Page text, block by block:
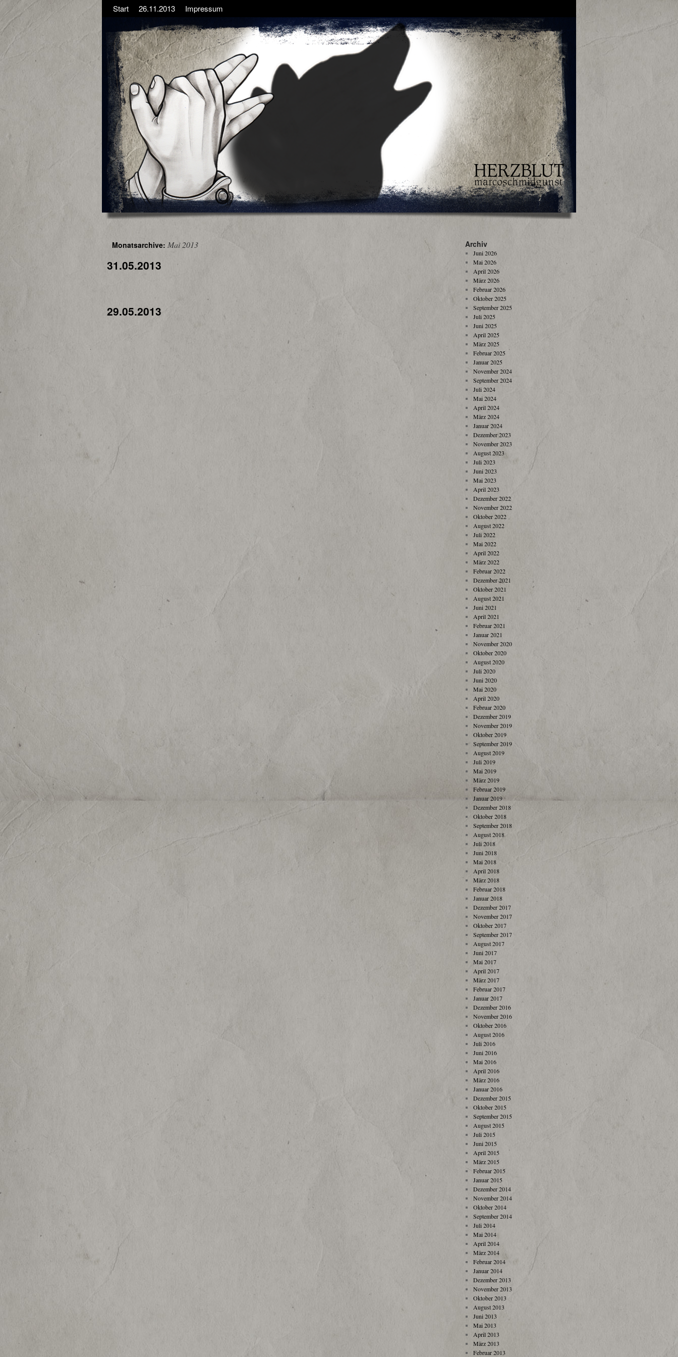
Start 26.11.2013 Impressum
Monatsarchive: Mai 2013
31.05.2013
29.05.2013
Archiv
Juni 2026
Mai 2026
April 2026
März 2026
Februar 2026
Oktober 2025
September 2025
Juli 2025
Juni 2025
April 2025
März 2025
Februar 2025
Januar 2025
November 2024
September 2024
Juli 2024
Mai 2024
April 2024
März 2024
Januar 2024
Dezember 2023
November 2023
August 2023
Juli 2023
Juni 2023
Mai 2023
April 2023
Dezember 2022
November 2022
Oktober 2022
August 2022
Juli 2022
Mai 2022
April 2022
März 2022
Februar 2022
Dezember 2021
Oktober 2021
August 2021
Juni 2021
April 2021
Februar 2021
Januar 2021
November 2020
Oktober 2020
August 2020
Juli 2020
Juni 2020
Mai 2020
April 2020
Februar 2020
Dezember 2019
November 2019
Oktober 2019
September 2019
August 2019
Juli 2019
Mai 2019
März 2019
Februar 2019
Januar 2019
Dezember 2018
Oktober 2018
September 2018
August 2018
Juli 2018
Juni 2018
Mai 2018
April 2018
März 2018
Februar 2018
Januar 2018
Dezember 2017
November 2017
Oktober 2017
September 2017
August 2017
Juni 2017
Mai 2017
April 2017
März 2017
Februar 2017
Januar 2017
Dezember 2016
November 2016
Oktober 2016
August 2016
Juli 2016
Juni 2016
Mai 2016
April 2016
März 2016
Januar 2016
Dezember 2015
Oktober 2015
September 2015
August 2015
Juli 2015
Juni 2015
April 2015
März 2015
Februar 2015
Januar 2015
Dezember 2014
November 2014
Oktober 2014
September 2014
Juli 2014
Mai 2014
April 2014
März 2014
Februar 2014
Januar 2014
Dezember 2013
November 2013
Oktober 2013
August 2013
Juni 2013
Mai 2013
April 2013
März 2013
Februar 2013